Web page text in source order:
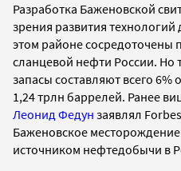
Разработка Баженовской
зрения развития
этом районе сосредоточены
сланцевой нефти России. Но
запасы составляют всего 6%
1,24 трлн баррелей. Ранее
Леонид Федун заявлял
Баженовское
источником нефтедобычи в